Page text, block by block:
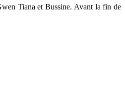
Tiana et Bussine. Avant la fin de